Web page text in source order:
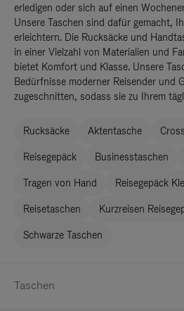
erledigen oder sich auf einen
Unsere Taschen sind dafür gemacht,
erleichtern. Die Rucksäcke und
in einer Vielzahl von Materialien und
bietet Komfort und Klasse. Unsere
Bedürfnisse moderner Reisender und
zugeschnitten, sodass sie zu Ihrem
Rucksäcke Aktentasche
Reisegepäck Businesstaschen
Tragen von Hand Reisegepäck
Reisetaschen Kurzreisen
Schwarze Taschen
Taschen